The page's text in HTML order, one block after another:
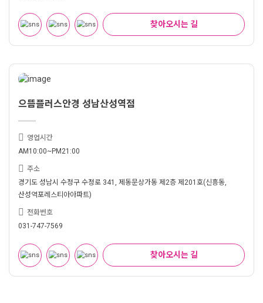
찾아오시는 길
으뜸플러스안경 성남산성역점
영업시간
AM10:00~PM21:00
주소
경기도 성남시 수정구 수정로 341, 제동문상가동 제2층 제201호(신흥동,
산성역포레스티아아파트)
전화번호
031-747-7569
찾아오시는 길